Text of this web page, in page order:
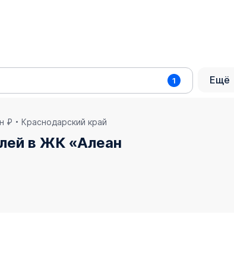
1 Ещё
₽ Краснодарский край
в ЖК «Алеан